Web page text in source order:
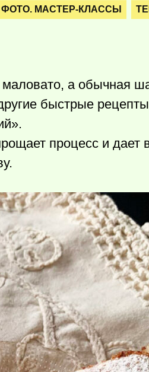
МАСТЕР-КЛАССЫ
а обычная
быстрые
процесс и дает